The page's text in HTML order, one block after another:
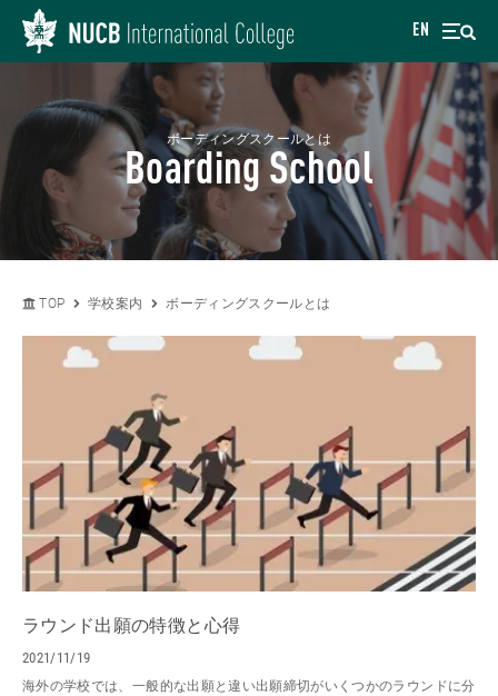
EN
ボーディングスクールとは
Boarding School
TOP 学校案内 ボーディングスクールとは
ラウンド出願の特徴と心得
2021/11/19
海外の学校では、一般的な出願と違い出願締切がいくつかのラウンドに分